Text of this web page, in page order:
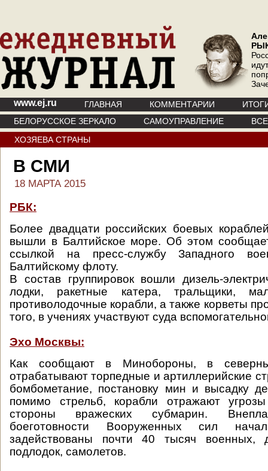
www.ej.ru ГЛАВНАЯ КОММЕНТАРИИ
БЕЛОРУССКОЕ ЗЕРКАЛО
САМОУПРАВЛЕНИЕ
ХОЗЯЕВА СТРАНЫ
В СМИ
18 МАРТА 2015
РБК:
Более двадцати российских боевых
вышли в Балтийское море. Об этом
ссылкой на пресс-службу Западного
Балтийскому флоту.
В состав группировок вошли дизель-
лодки, ракетные катера, тральщики,
противолодочные корабли, а также корветы
того, в учениях участвуют суда
Эхо Москвы:
Как сообщают в Минобороны, в
отрабатывают торпедные и артиллерийские
бомбометание, постановку мин и высадку
помимо стрельб, корабли отражают
стороны вражеских субмарин.
боеготовности Вооруженных сил
задействованы почти 40 тысяч военных,
подлодок, самолетов.